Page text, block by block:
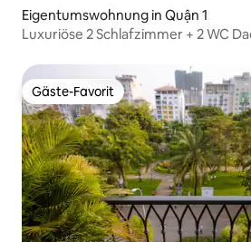
Eigentumswohnung in Quận 1
Luxuriöse 2 Schlafzimmer + 2 WC
Gäste-Favorit
Gäste-Favorit